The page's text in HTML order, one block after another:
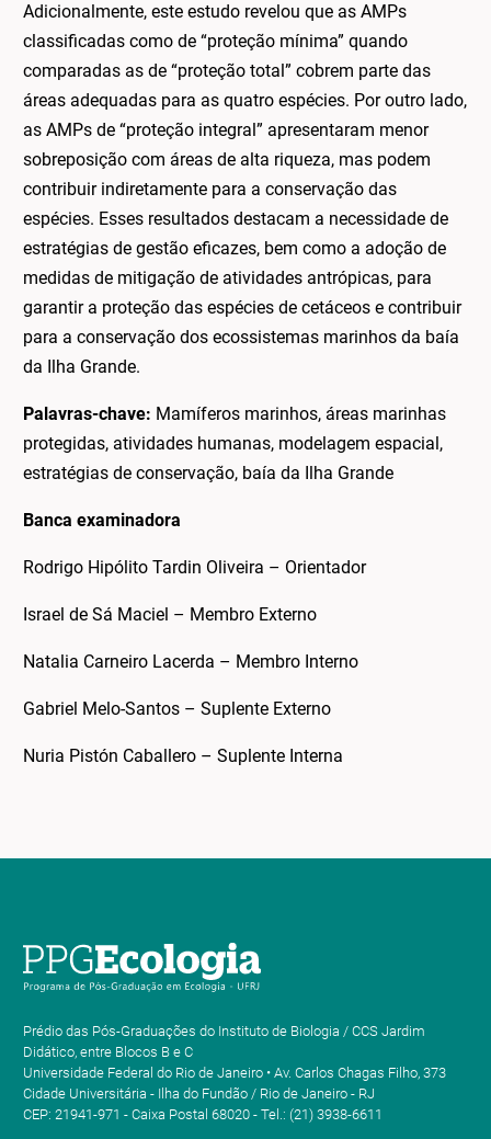
Adicionalmente, este estudo revelou que as AMPs
classificadas como de “proteção mínima” quando
comparadas as de “proteção total” cobrem parte das
áreas adequadas para as quatro espécies. Por outro lado,
as AMPs de “proteção integral” apresentaram menor
sobreposição com áreas de alta riqueza, mas podem
contribuir indiretamente para a conservação das
espécies. Esses resultados destacam a necessidade de
estratégias de gestão eficazes, bem como a adoção de
medidas de mitigação de atividades antrópicas, para
garantir a proteção das espécies de cetáceos e contribuir
para a conservação dos ecossistemas marinhos da baía
da Ilha Grande.
Palavras-chave: Mamíferos marinhos, áreas marinhas
protegidas, atividades humanas, modelagem espacial,
estratégias de conservação, baía da Ilha Grande
Banca examinadora
Rodrigo Hipólito Tardin Oliveira – Orientador
Israel de Sá Maciel – Membro Externo
Natalia Carneiro Lacerda – Membro Interno
Gabriel Melo-Santos – Suplente Externo
Nuria Pistón Caballero – Suplente Interna
Prédio das Pós-Graduações do Instituto de Biologia / CCS Jardim
Didático, entre Blocos B e C
Universidade Federal do Rio de Janeiro • Av. Carlos Chagas Filho, 373
Cidade Universitária - Ilha do Fundão / Rio de Janeiro - RJ
CEP: 21941-971 - Caixa Postal 68020 - Tel.: (21) 3938-6611